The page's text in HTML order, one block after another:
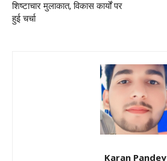
शिष्टाचार मुलाकात, विकास कार्यों पर
हुई चर्चा
Karan Pandey